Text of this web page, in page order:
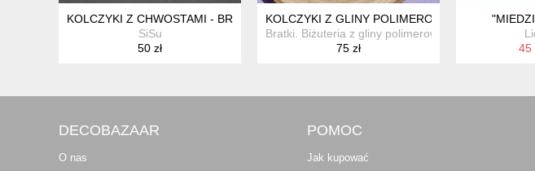
KOLCZYKI Z CHWOSTAMI - BRĄZOWE
SiSu
50 zł
KOLCZYKI Z GLINY POLIMEROWEJ KOTKI
Bratki. Biżuteria z gliny polimerowej
75 zł
45
DECOBAZAAR
O nas
POMOC
Jak kupować